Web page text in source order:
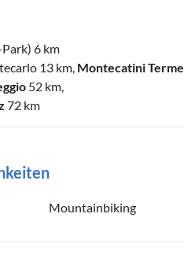
6 km
13 km, Montecatini Terme
52 km,
72 km
Mountainbiking